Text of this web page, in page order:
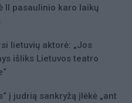
II pasaulinio karo laikų
lietuvių aktorė: „Jos
išliks Lietuvos teatro
į judrią sankryžą įlėkė „ant